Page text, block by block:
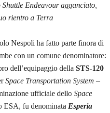
Endeavour agganciato,
rientro a Terra
Nespoli ha fatto parte finora di
con un comune denominatore:
dell’equipaggio della STS-120
Space Transportation System –
ufficiale dello Space
ESA, fu denominata Esperia